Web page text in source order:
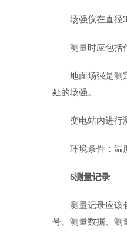
场强仪在直径
测量时应包括
地面场强是测
处的场强。
变电站内进行
环境条件：温
5测量记录
测量记录应该
号、测量数据、测